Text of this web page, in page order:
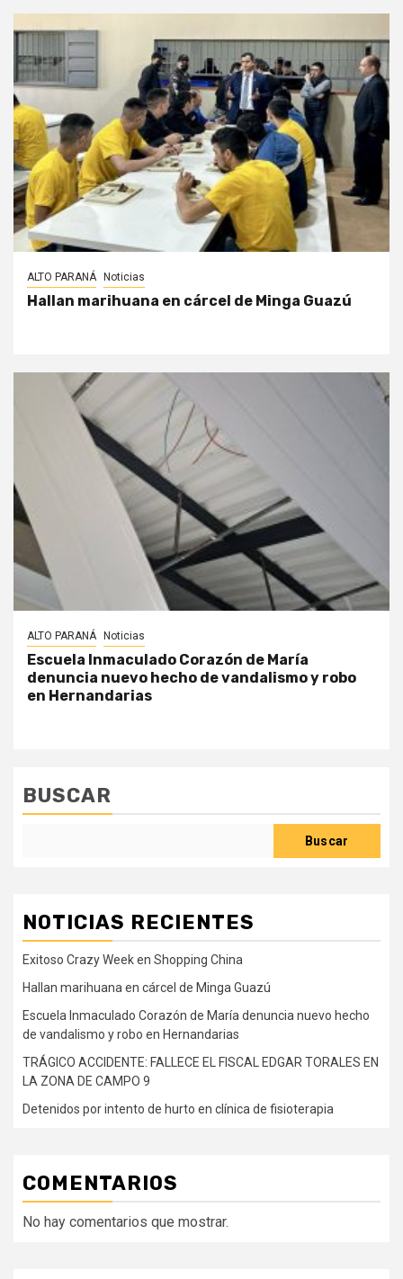
ALTO PARANÁ Noticias
Hallan marihuana en cárcel de Minga Guazú
ALTO PARANÁ Noticias
Escuela Inmaculado Corazón de María
denuncia nuevo hecho de vandalismo y robo
en Hernandarias
BUSCAR
Buscar
NOTICIAS RECIENTES
Exitoso Crazy Week en Shopping China
Hallan marihuana en cárcel de Minga Guazú
Escuela Inmaculado Corazón de María denuncia nuevo hecho
de vandalismo y robo en Hernandarias
TRÁGICO ACCIDENTE: FALLECE EL FISCAL EDGAR TORALES EN
LA ZONA DE CAMPO 9
Detenidos por intento de hurto en clínica de fisioterapia
COMENTARIOS
No hay comentarios que mostrar.